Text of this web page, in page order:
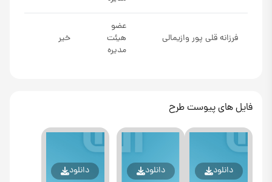
فرزانه قلی پور وازیمالی
عضو
هیئت
مدیره
خیر
فایل های پیوست طرح
دانلود دانلود دانلود